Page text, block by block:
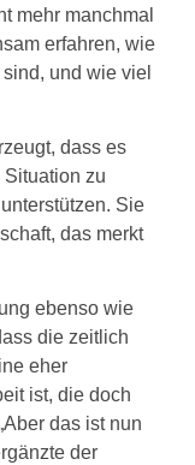
mehr manchmal
erfahren, wie
und wie viel
dass es
Situation zu
Sie
das merkt
ebenso wie
die zeitlich
eher
ist, die doch
das ist nun
der